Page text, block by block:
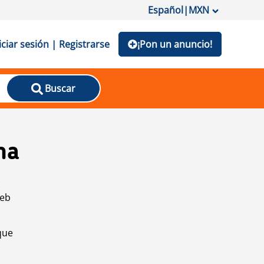
Español|MXN
sesión | Registrarse ¡Pon un anuncio!
Buscar